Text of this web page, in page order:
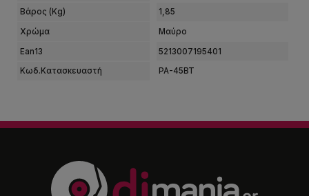
Βάρος (kg) 1,85
Χρώμα Μαύρο
Ean13 5213007195401
Κωδ.Κατασκευαστή PA-45BT